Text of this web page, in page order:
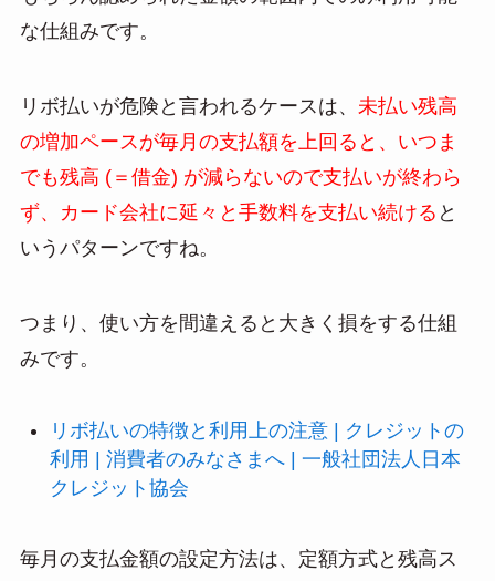
な仕組みです。
リボ払いが危険と言われるケースは、 未払い残高
の増加ペースが毎月の支払額を上回ると、いつま
でも残高 (＝借金) が減らないので支払いが終わら
ず、カード会社に延々と手数料を支払い続ける と
いうパターンですね。
つまり、使い方を間違えると大きく損をする仕組
みです。
リボ払いの特徴と利用上の注意 | クレジットの
利用 | 消費者のみなさまへ | 一般社団法人日本
クレジット協会
毎月の支払金額の設定方法は、定額方式と残高ス